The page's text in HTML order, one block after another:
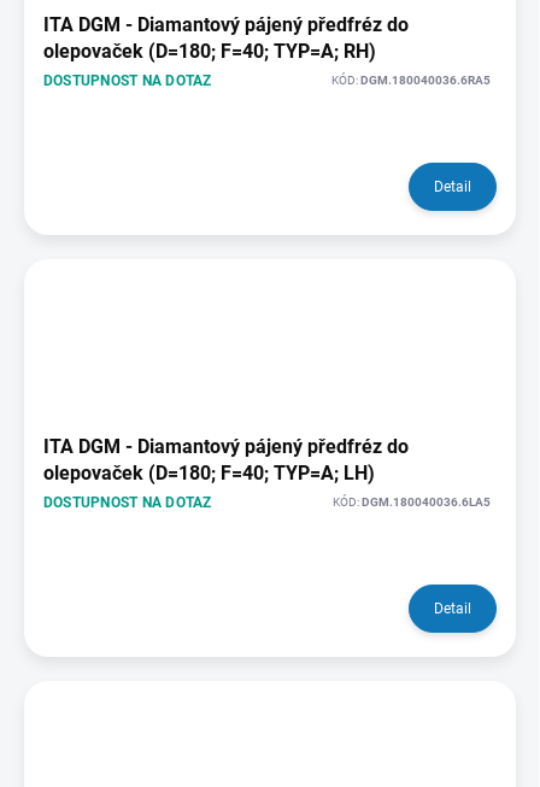
ITA DGM - Diamantový pájený předfréz do
olepovaček (D=180; F=40; TYP=A; RH)
DOSTUPNOST NA DOTAZ KÓD:DGM.180040036.6RA5
Detail
ITA DGM - Diamantový pájený předfréz do
olepovaček (D=180; F=40; TYP=A; LH)
DOSTUPNOST NA DOTAZ KÓD:DGM.180040036.6LA5
Detail